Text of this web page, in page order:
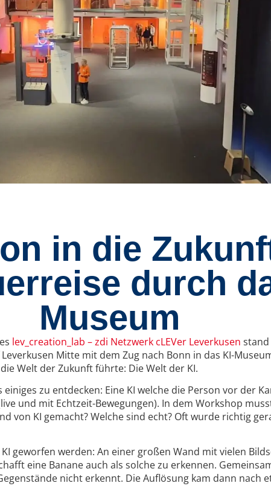
in die
durch
Museum
lev_creation_lab – zdi Netzwerk cLEVer Leverkusen stand
Mitte mit dem Zug nach Bonn in das KI-
Welt der Zukunft führte: Die Welt der KI.
zu entdecken: Eine KI welche die Person vor der
und mit Echtzeit-Bewegungen). In dem Workshop
von KI gemacht? Welche sind echt? Oft wurde richtig
geworfen werden: An einer großen Wand mit vielen
eine Banane auch als solche zu erkennen.
nicht erkennt. Die Auflösung kam dann nach